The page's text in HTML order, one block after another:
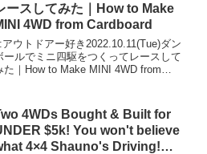
ースしてみた｜How to Make
4WD from Cardboard
アウトドアー好き2022.10.11(Tue)ダン
ールでミニ四駆をつくってレースして
た｜How to Make MINI 4WD from
4WDs Bought & Built for
$5k! You won't believe
4×4 Shauno's Driving!